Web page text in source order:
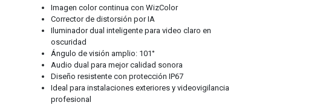
Imagen color continua con WizColor
Corrector de distorsión por IA
Iluminador dual inteligente para video claro en
oscuridad
Ángulo de visión amplio: 101°
Audio dual para mejor calidad sonora
Diseño resistente con protección IP67
Ideal para instalaciones exteriores y videovigilancia
profesional